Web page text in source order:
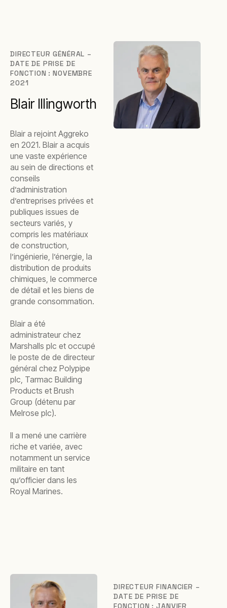
DIRECTEUR GÉNÉRAL –
DATE DE PRISE DE
FONCTION : NOVEMBRE
2021
Blair Illingworth
Blair a rejoint Aggreko
en 2021. Blair a acquis
une vaste expérience
au sein de directions et
conseils
d’administration
d’entreprises privées et
publiques issues de
secteurs variés, y
compris les matériaux
de construction,
l’ingénierie, l’énergie, la
distribution de produits
chimiques, le commerce
de détail et les biens de
grande consommation.
Blair a été
administrateur chez
Marshalls plc et occupé
le poste de de directeur
général chez Polypipe
plc, Tarmac Building
Products et Brush
Group (détenu par
Melrose plc).
Il a mené une carrière
riche et variée, avec
notamment un service
militaire en tant
qu’officier dans les
Royal Marines.
DIRECTEUR FINANCIER –
DATE DE PRISE DE
FONCTION : JANVIER